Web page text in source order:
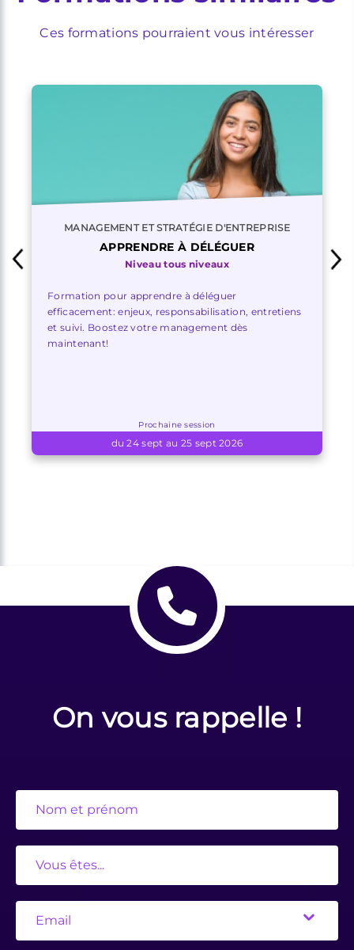
Ces formations pourraient vous intéresser
MANAGEMENT ET STRATÉGIE D'ENTREPRISE
APPRENDRE À DÉLÉGUER
Niveau tous niveaux
Formation pour apprendre à déléguer
efficacement: enjeux, responsabilisation, entretiens
et suivi. Boostez votre management dès
maintenant!
Prochaine session
du 24 sept au 25 sept 2026
On vous rappelle !